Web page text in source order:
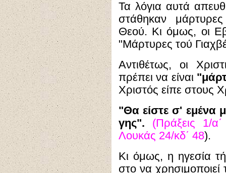
Τα λόγια αυτά
στάθηκαν
Θεού. Κι όμως, οι
"Μάρτυρες τού
Αντιθέτως, οι
πρέπει να είναι
Χριστός είπε στους
"Θα είστε σ' εμένα
γης". (Πράξεις 1/
Λουκάς 24/κδ΄ 48).
Κι όμως, η ηγεσία
στο να